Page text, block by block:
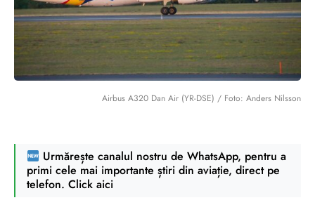
Airbus A320 Dan Air (YR-DSE) / Foto: Anders Nilsson
Urmărește canalul nostru de WhatsApp, pentru a
primi cele mai importante știri din aviație, direct pe
telefon. Click aici